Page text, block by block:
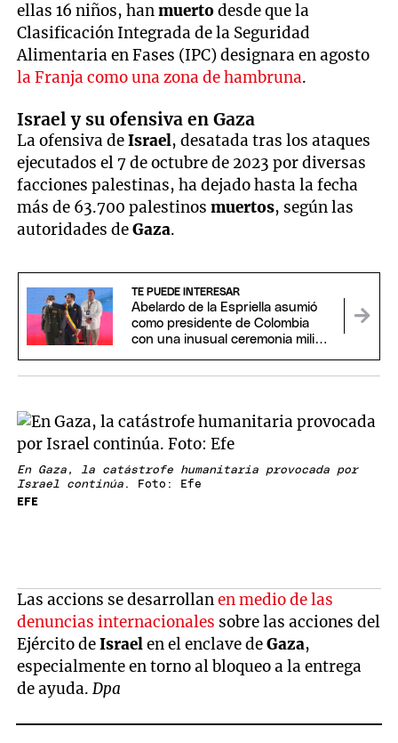
ellas 16 niños, hanmuertodesde que la
Clasificación Integrada de la Seguridad
Alimentaria en Fases (IPC) designara en agosto
la Franja como una zona de hambruna.
Israel y su ofensiva en Gaza
La ofensiva deIsrael, desatada tras los ataques
ejecutados el 7 de octubre de 2023 por diversas
facciones palestinas, ha dejado hasta la fecha
más de 63.700 palestinosmuertos, según las
autoridades deGaza.
TE PUEDE INTERESAR
Abelardo de la Espriella asumió
como presidente de Colombia
con una inusual ceremonia militar
En Gaza, la catástrofe humanitaria provocada por
Israel continúa . Foto: Efe
EFE
Las accions se desarrollanen medio de las
denuncias internacionales sobre las acciones del
Ejército deIsraelen el enclave deGaza,
especialmente en torno al bloqueo a la entrega
de ayuda.Dpa